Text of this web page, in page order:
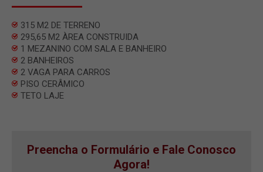
315 M2 DE TERRENO
295,65 M2 ÀREA CONSTRUIDA
1 MEZANINO COM SALA E BANHEIRO
2 BANHEIROS
2 VAGA PARA CARROS
PISO CERÂMICO
TETO LAJE
Preencha o Formulário e Fale Conosco
Agora!